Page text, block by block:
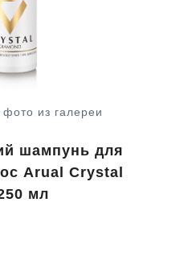
фото из галереи
шампунь для
Arual Crystal
мл